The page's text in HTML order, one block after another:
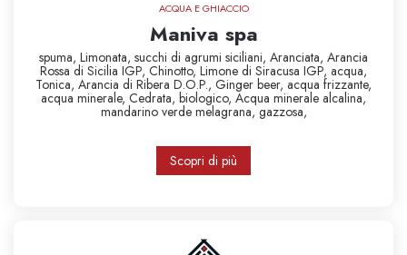
ACQUA E GHIACCIO
Maniva spa
spuma, Limonata, succhi di agrumi siciliani, Aranciata, Arancia
Rossa di Sicilia IGP, Chinotto, Limone di Siracusa IGP, acqua,
Tonica, Arancia di Ribera D.O.P., Ginger beer, acqua frizzante,
acqua minerale, Cedrata, biologico, Acqua minerale alcalina,
mandarino verde melagrana, gazzosa,
Scopri di più